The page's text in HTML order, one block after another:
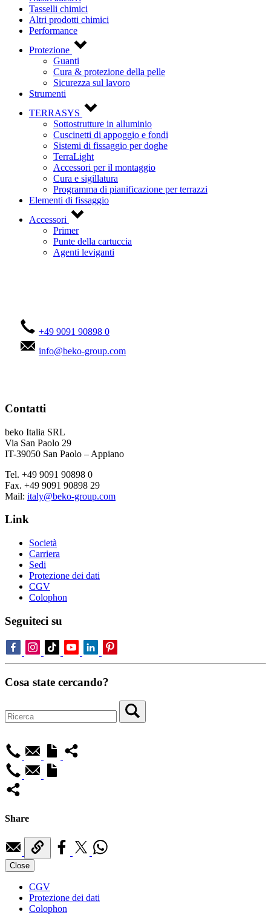
Tasselli chimici
Altri prodotti chimici
Performance
Protezione
Guanti
Cura & protezione della pelle
Sicurezza sul lavoro
Strumenti
TERRASYS
Sottostrutture in alluminio
Cuscinetti di appoggio e fondi
Sistemi di fissaggio per doghe
TerraLight
Accessori per il montaggio
Cura e sigillatura
Programma di pianificazione per terrazzi
Elementi di fissaggio
Accessori
Primer
Punte della cartuccia
Agenti leviganti
+49 9091 90898 0
info@beko-group.com
Contatti
beko Italia SRL
Via San Paolo 29
IT-39050 San Paolo – Appiano
Tel. +49 9091 90898 0
Fax. +49 9091 90898 29
Mail: italy@beko-group.com
Link
Società
Carriera
Sedi
Protezione dei dati
CGV
Colophon
Seguiteci su
Cosa state cercando?
Share
Close
CGV
Protezione dei dati
Colophon